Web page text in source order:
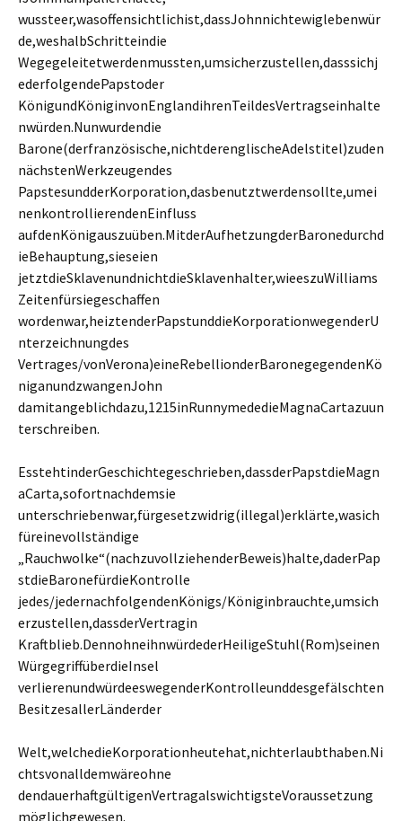
wussteer,wasoffensichtlichist,dassJohnnichtewiglebenwür
de,weshalbSchritteindie
Wegegeleitetwerdenmussten,umsicherzustellen,dasssichj
ederfolgendePapstoder
KönigundKöniginvonEnglandihrenTeildesVertragseinhalte
nwürden.Nunwurdendie
Barone(derfranzösische,nichtderenglischeAdelstitel)zuden
nächstenWerkzeugendes
PapstesundderKorporation,dasbenutztwerdensollte,umei
nenkontrollierendenEinfluss
aufdenKönigauszuüben.MitderAufhetzungderBaronedurchd
ieBehauptung,sieseien
jetztdieSklavenundnichtdieSklavenhalter,wieeszuWilliams
Zeitenfürsiegeschaffen
wordenwar,heiztenderPapstunddieKorporationwegenderU
nterzeichnungdes
Vertrages/vonVerona)eineRebellionderBaronegegendenKö
niganundzwangenJohn
damitangeblichdazu,1215inRunnymededieMagnaCartazuun
terschreiben.
EsstehtinderGeschichtegeschrieben,dassderPapstdieMagn
aCarta,sofortnachdemsie
unterschriebenwar,fürgesetzwidrig(illegal)erklärte,wasich
füreinevollständige
„Rauchwolke“(nachzuvollziehenderBeweis)halte,daderPap
stdieBaronefürdieKontrolle
jedes/jedernachfolgendenKönigs/Königinbrauchte,umsich
erzustellen,dassderVertragin
Kraftblieb.DennohneihnwürdederHeiligeStuhl(Rom)seinen
WürgegriffüberdieInsel
verlierenundwürdeeswegenderKontrolleunddesgefälschten
BesitzesallerLänderder
Welt,welchedieKorporationheutehat,nichterlaubthaben.Ni
chtsvonalldemwäreohne
dendauerhaftgültigenVertragalswichtigsteVoraussetzung
möglichgewesen.